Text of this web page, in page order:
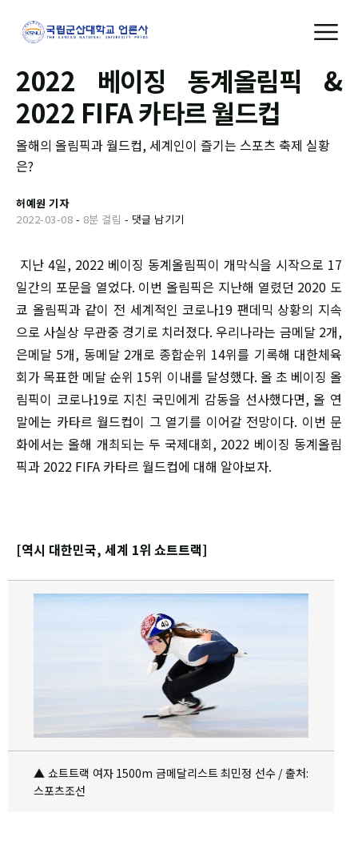
2022 베이징 동계올림픽 &
2022 FIFA 카타르 월드컵
올해의 올림픽과 월드컵, 세계인이 즐기는 스포츠 축제 실황
은?
허예원 기자
2022-03-08 - 8분 걸림 - 댓글 남기기
지난 4일, 2022 베이징 동계올림픽이 개막식을 시작으로 17
일간의 포문을 열었다. 이번 올림픽은 지난해 열렸던 2020 도
쿄 올림픽과 같이 전 세계적인 코로나19 팬데믹 상황의 지속
으로 사실상 무관중 경기로 치러졌다. 우리나라는 금메달 2개,
은메달 5개, 동메달 2개로 종합순위 14위를 기록해 대한체육
회가 목표한 메달 순위 15위 이내를 달성했다. 올 초 베이징 올
림픽이 코로나19로 지친 국민에게 감동을 선사했다면, 올 연
말에는 카타르 월드컵이 그 열기를 이어갈 전망이다. 이번 문
화에서는 올해 개최되는 두 국제대회, 2022 베이징 동계올림
픽과 2022 FIFA 카타르 월드컵에 대해 알아보자.
[역시 대한민국, 세계 1위 쇼트트랙]
▲ 쇼트트랙 여자 1500m 금메달리스트 최민정 선수 / 출처:
스포츠조선